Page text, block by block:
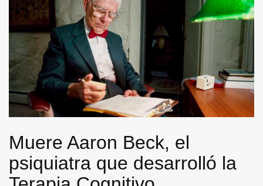
Muere Aaron Beck, el
psiquiatra que desarrolló la